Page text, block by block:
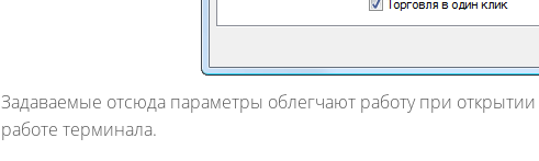
Задаваемые отсюда параметры облегчают работу при
работе терминала.